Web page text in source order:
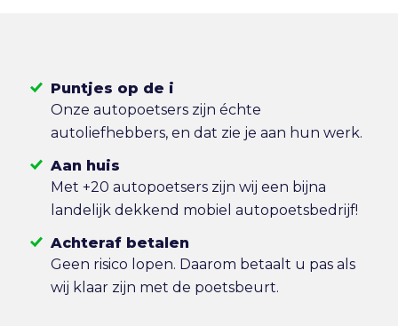
Puntjes op de i
Onze autopoetsers zijn échte
autoliefhebbers, en dat zie je aan hun werk.
Aan huis
Met +20 autopoetsers zijn wij een bijna
landelijk dekkend mobiel autopoetsbedrijf!
Achteraf betalen
Geen risico lopen. Daarom betaalt u pas als
wij klaar zijn met de poetsbeurt.